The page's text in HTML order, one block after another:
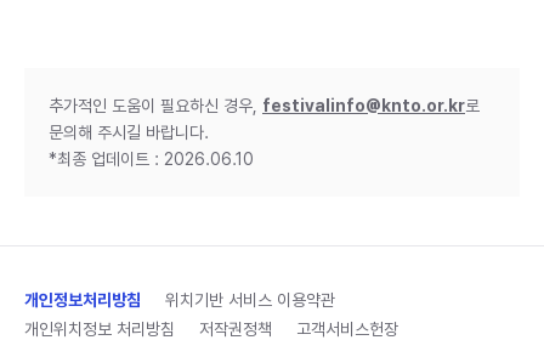
추가적인 도움이 필요하신 경우, festivalinfo@knto.or.kr로
문의해 주시길 바랍니다.
*최종 업데이트 : 2026.06.10
개인정보처리방침
위치기반 서비스 이용약관
개인위치정보 처리방침
저작권정책 고객서비스헌장